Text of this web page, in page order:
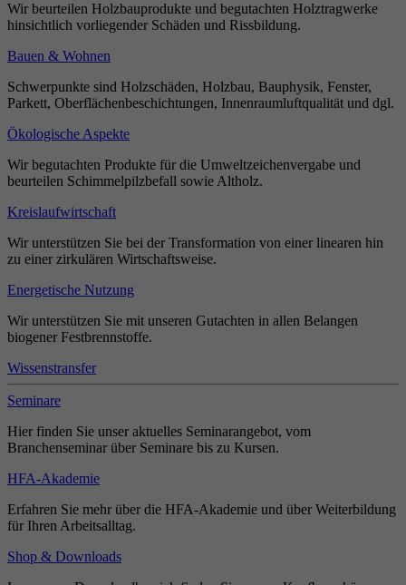
Wir beurteilen Holzbauprodukte und begutachten Holztragwerke
hinsichtlich vorliegender Schäden und Rissbildung.
Bauen & Wohnen
Schwerpunkte sind Holzschäden, Holzbau, Bauphysik, Fenster,
Parkett, Oberflächenbeschichtungen, Innenraumluftqualität und dgl.
Ökologische Aspekte
Wir begutachten Produkte für die Umweltzeichenvergabe und
beurteilen Schimmelpilzbefall sowie Altholz.
Kreislaufwirtschaft
Wir unterstützen Sie bei der Transformation von einer linearen hin
zu einer zirkulären Wirtschaftsweise.
Energetische Nutzung
Wir unterstützen Sie mit unseren Gutachten in allen Belangen
biogener Festbrennstoffe.
Wissenstransfer
Seminare
Hier finden Sie unser aktuelles Seminarangebot, vom
Branchenseminar über Seminare bis zu Kursen.
HFA-Akademie
Erfahren Sie mehr über die HFA-Akademie und über Weiterbildung
für Ihren Arbeitsalltag.
Shop & Downloads